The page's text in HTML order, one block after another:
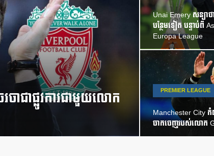
ចាជាផ្លូវការជាមួយលោក
Unai Emery សន្យាថ
បន្ថែមទៀត បន្ទាប់ពី
Europa League
PREMIER LEAGUE
Manchester City
ចាកចេញរបស់លោក